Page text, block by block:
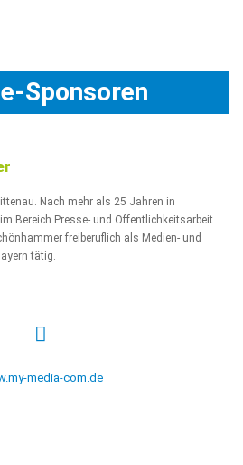
Sponsoren
Nach mehr als 25 Jahren in
Bereich Presse- und Öffentlichkeitsarbeit
freiberuflich als Medien- und
tätig.
media-com.de